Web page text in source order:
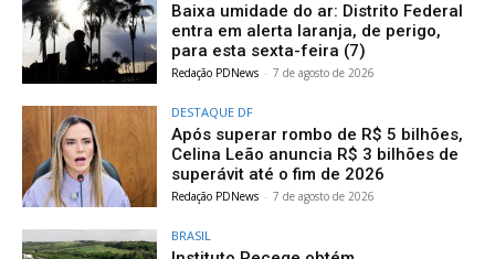
Baixa umidade do ar: Distrito Federal
entra em alerta laranja, de perigo,
para esta sexta-feira (7)
Redação PDNews - 7 de agosto de 2026
DESTAQUE DF
Após superar rombo de R$ 5 bilhões,
Celina Leão anuncia R$ 3 bilhões de
superávit até o fim de 2026
Redação PDNews - 7 de agosto de 2026
BRASIL